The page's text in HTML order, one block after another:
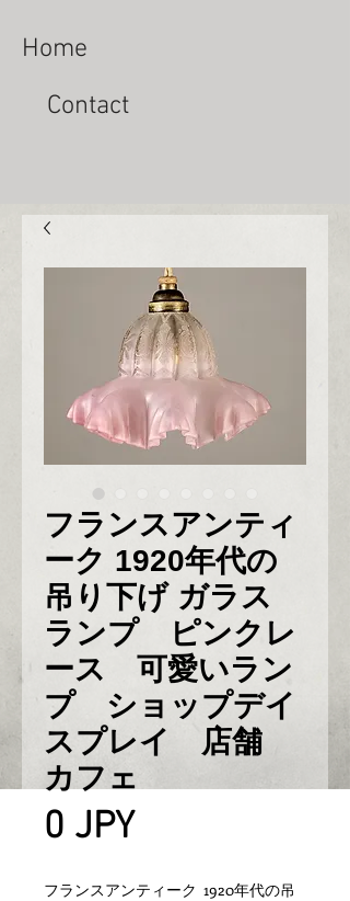
Home
Contact
フランスアンティ
ーク 1920年代の
吊り下げ ガラス
ランプ ピンクレ
ース 可愛いラン
プ ショップデイ
スプレイ 店舗
カフェ
0 JPYPrix
フランスアンティーク 1920年代の吊